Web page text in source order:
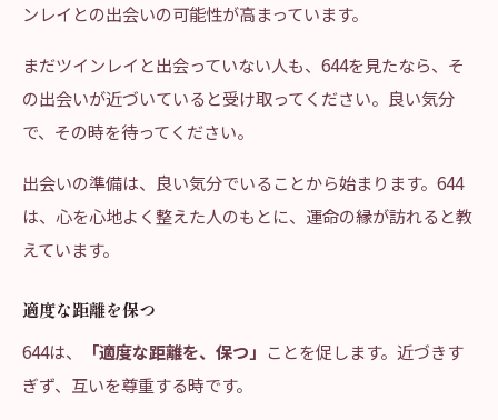
ンレイとの出会いの可能性が高まっています。
まだツインレイと出会っていない人も、644を見たなら、そ
の出会いが近づいていると受け取ってください。良い気分
で、その時を待ってください。
出会いの準備は、良い気分でいることから始まります。644
は、心を心地よく整えた人のもとに、運命の縁が訪れると教
えています。
適度な距離を保つ
644は、
「適度な距離を、保つ」 ことを促します。近づきす
ぎず、互いを尊重する時です。